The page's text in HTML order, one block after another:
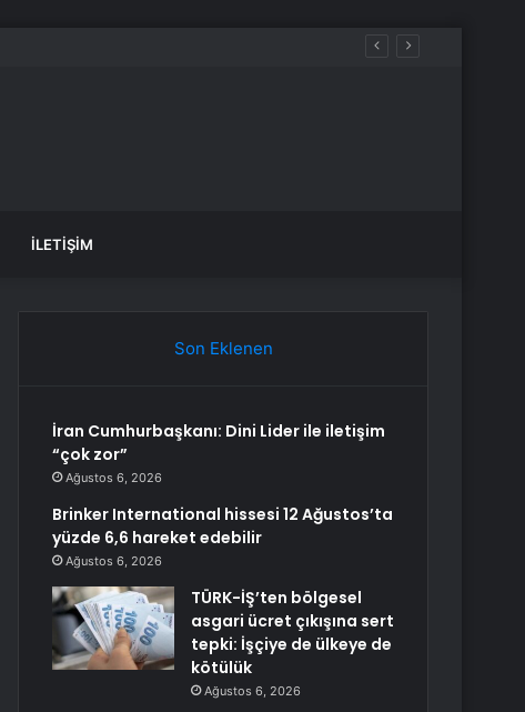
İLETIŞIM
Son Eklenen
İran Cumhurbaşkanı: Dini Lider ile iletişim
“çok zor”
Ağustos 6, 2026
Brinker International hissesi 12 Ağustos’ta
yüzde 6,6 hareket edebilir
Ağustos 6, 2026
TÜRK-İŞ’ten bölgesel
asgari ücret çıkışına sert
tepki: İşçiye de ülkeye de
kötülük
Ağustos 6, 2026